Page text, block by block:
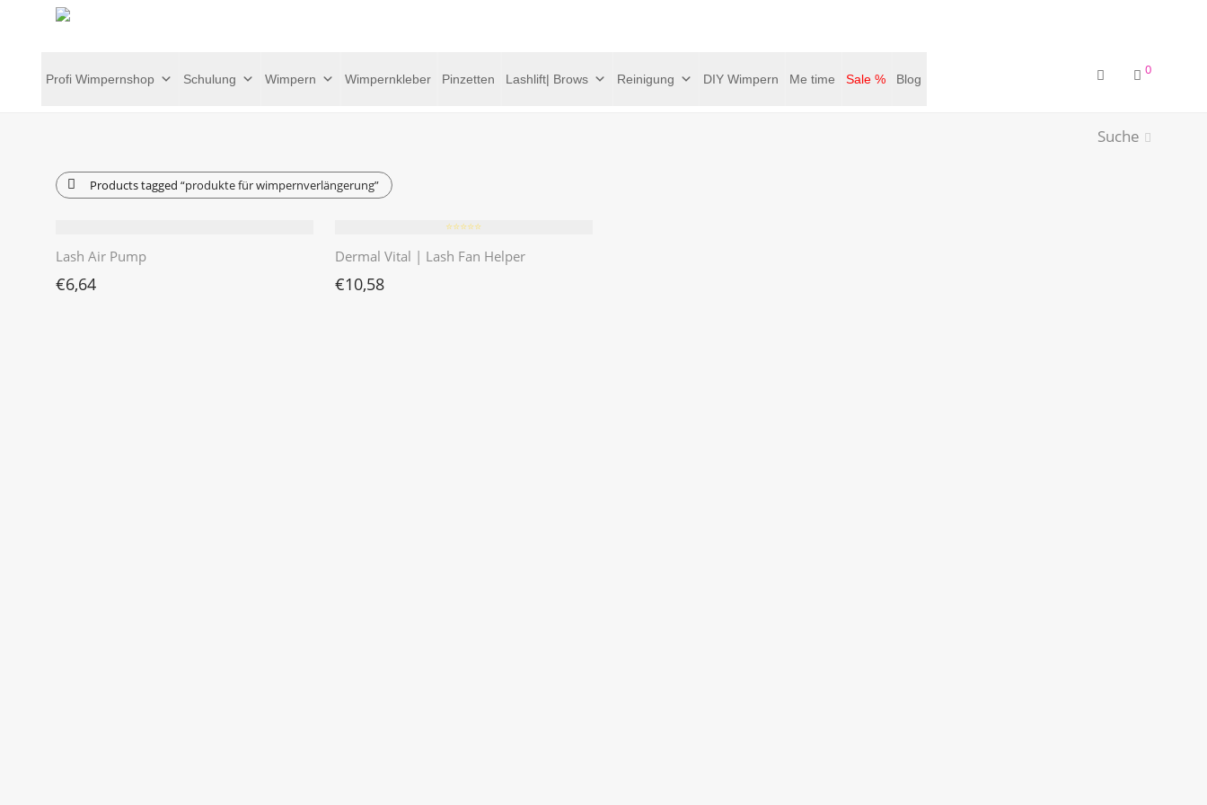
Profi Wimpernshop Schulung Wimpern Wimpernkleber Pinzetten Lashlift| Brows Reinigung DIY Wimpern Me time Sale % Blog
0
Suche
Products tagged “produkte für wimpernverlängerung”
Lash Air Pump
€6,64
⭐️⭐️⭐️⭐️⭐️
Dermal Vital | Lash Fan Helper
€10,58